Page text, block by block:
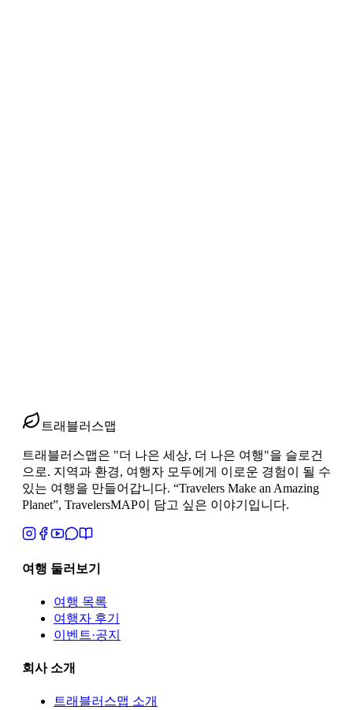
남미 27일
트래블러스맵
트래블러스맵은 "더 나은 세상, 더 나은 여행"을 슬로건
으로. 지역과 환경, 여행자 모두에게 이로운 경험이 될 수
있는 여행을 만들어갑니다. “Travelers Make an Amazing
Planet”, TravelersMAP이 담고 싶은 이야기입니다.
여행 둘러보기
여행 목록
여행자 후기
이벤트·공지
회사 소개
트래블러스맵 소개